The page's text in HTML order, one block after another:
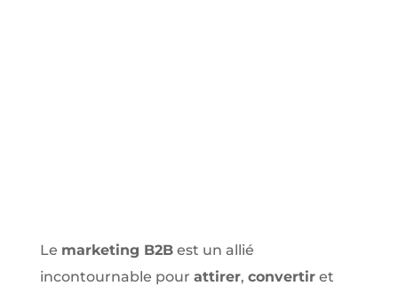
Le marketing B2Best un allié
incontournable pour attirer, convertiret